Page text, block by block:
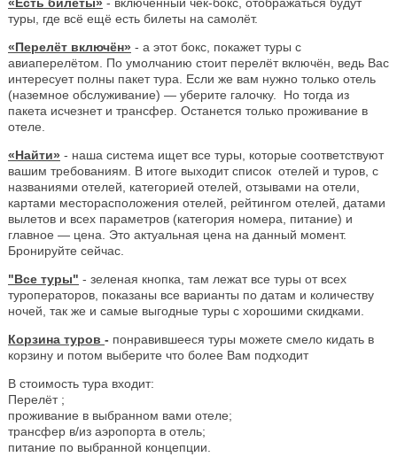
«Есть билеты» - включенный чек-бокс, отображаться будут
туры, где всё ещё есть билеты на самолёт.
«Перелёт включён» - а этот бокс, покажет туры с
авиаперелётом. По умолчанию стоит перелёт включён, ведь Вас
интересует полны пакет тура. Если же вам нужно только отель
(наземное обслуживание) — уберите галочку. Но тогда из
пакета исчезнет и трансфер. Останется только проживание в
отеле.
«Найти» - наша система ищет все туры, которые соответствуют
вашим требованиям. В итоге выходит список отелей и туров, с
названиями отелей, категорией отелей, отзывами на отели,
картами месторасположения отелей, рейтингом отелей, датами
вылетов и всех параметров (категория номера, питание) и
главное — цена. Это актуальная цена на данный момент.
Бронируйте сейчас.
"Все туры" - зеленая кнопка, там лежат все туры от всех
туроператоров, показаны все варианты по датам и количеству
ночей, так же и самые выгодные туры с хорошими скидками.
Корзина туров - понравившееся туры можете смело кидать в
корзину и потом выберите что более Вам подходит
В стоимость тура входит:
Перелёт ;
проживание в выбранном вами отеле;
трансфер в/из аэропорта в отель;
питание по выбранной концепции.